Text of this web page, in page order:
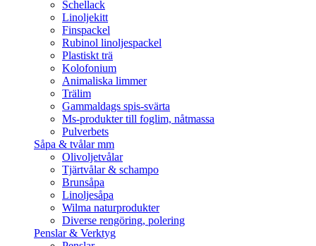
Schellack
Linoljekitt
Finspackel
Rubinol linoljespackel
Plastiskt trä
Kolofonium
Animaliska limmer
Trälim
Gammaldags spis-svärta
Ms-produkter till foglim, nåtmassa
Pulverbets
Såpa & tvålar mm
Olivoljetvålar
Tjärtvålar & schampo
Brunsåpa
Linoljesåpa
Wilma naturprodukter
Diverse rengöring, polering
Penslar & Verktyg